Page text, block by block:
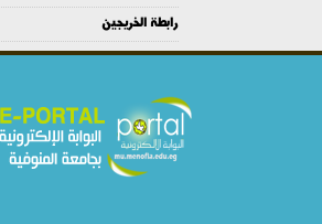
رابطة الخريجين